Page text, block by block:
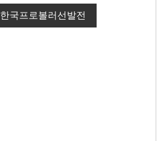
한국프로볼러선발전